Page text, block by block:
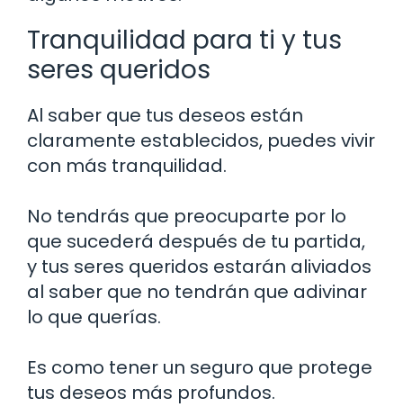
Tranquilidad para ti y tus
seres queridos
Al saber que tus deseos están
claramente establecidos, puedes vivir
con más tranquilidad.
No tendrás que preocuparte por lo
que sucederá después de tu partida,
y tus seres queridos estarán aliviados
al saber que no tendrán que adivinar
lo que querías.
Es como tener un seguro que protege
tus deseos más profundos.